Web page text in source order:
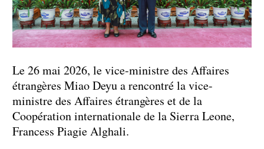
Le 26 mai 2026, le vice-ministre des Affaires
étrangères Miao Deyu a rencontré la vice-
ministre des Affaires étrangères et de la
Coopération internationale de la Sierra Leone,
Francess Piagie Alghali.